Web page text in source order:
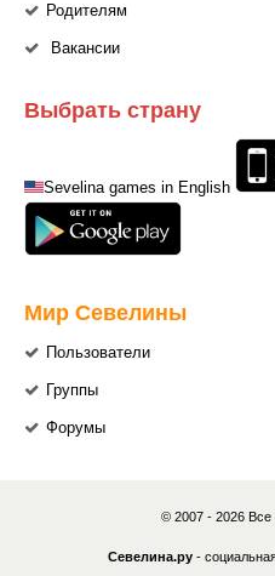
Родителям
Вакансии
Выбрать страну
Sevelina games in English
Мир Севелины
Пользователи
Группы
Форумы
© 2007 - 2026
Севелина.ру-